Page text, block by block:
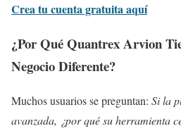
Crea tu cuenta gratuita aquí
¿Por Qué Quantrex Arvion
Negocio Diferente?
Muchos usuarios se preguntan: Si la
avanzada, ¿por qué su herramienta